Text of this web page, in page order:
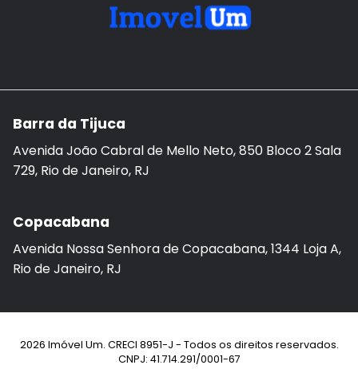
Barra da Tijuca
Avenida João Cabral de Mello Neto, 850 Bloco 2 Sala
729, Rio de Janeiro, RJ
Copacabana
Avenida Nossa Senhora de Copacabana, 1344 Loja A,
Rio de Janeiro, RJ
2026 Imóvel Um. CRECI 8951-J - Todos os direitos reservados.
CNPJ: 41.714.291/0001-67